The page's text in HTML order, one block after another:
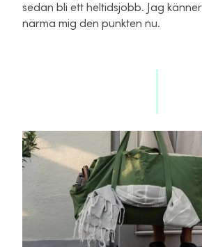
sedan bli ett heltidsjobb. Jag
närma mig den punkten nu.